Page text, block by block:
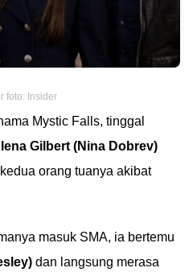
foto: Insider
Mystic Falls, tinggal
Gilbert (Nina Dobrev)
orang tuanya akibat
masuk SMA, ia bertemu
dan langsung merasa